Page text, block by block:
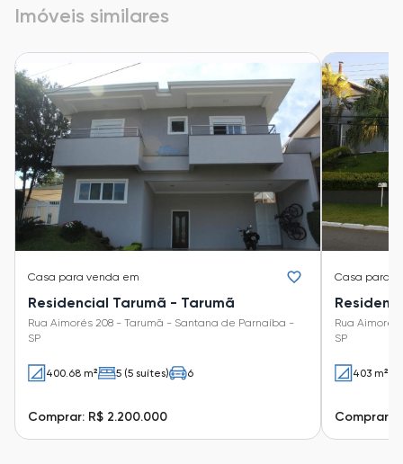
Imóveis similares
Casa para venda em
Residencial Tarumã - Tarumã
Rua Aimorés 208 - Tarumã - Santana de Parnaíba -
SP
400.68 m² 5 (5 suítes) 6
Comprar: R$ 2.200.000
Casa para
Rua
SP
403 m²
Comprar: